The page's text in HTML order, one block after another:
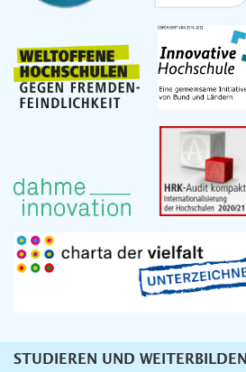
Unternavigation
STUDIEREN UND WEITERBILDEN